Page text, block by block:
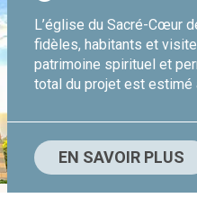
L’église du Sacré-Cœur
fidèles, habitants et
patrimoine spirituel et
total du projet est estimé
EN SAVOIR PLUS